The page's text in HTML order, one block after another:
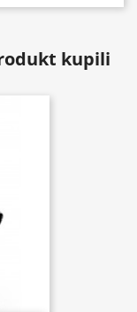
kupili